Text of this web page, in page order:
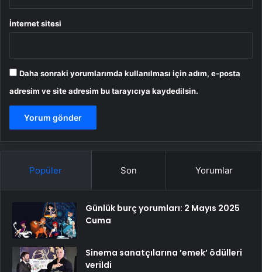
İnternet sitesi
Daha sonraki yorumlarımda kullanılması için adım, e-posta
adresim ve site adresim bu tarayıcıya kaydedilsin.
Popüler Son Yorumlar
Günlük burç yorumları: 2 Mayıs 2025
Cuma
Sinema sanatçılarına ’emek’ ödülleri
verildi